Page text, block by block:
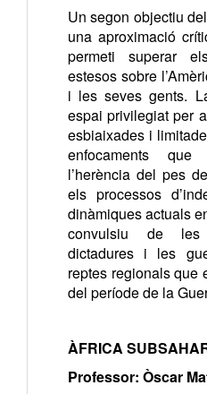
Un segon objectiu
una aproximació
permeti superar
estesos sobre
i les seves gents.
espai privilegiat per
esbiaixades i
enfocaments que
l’herència del pes
els processos
dinàmiques actuals
convulsiu de les
dictadures i les
reptes regionals que
del període de la
ÀFRICA
Professor: Òscar